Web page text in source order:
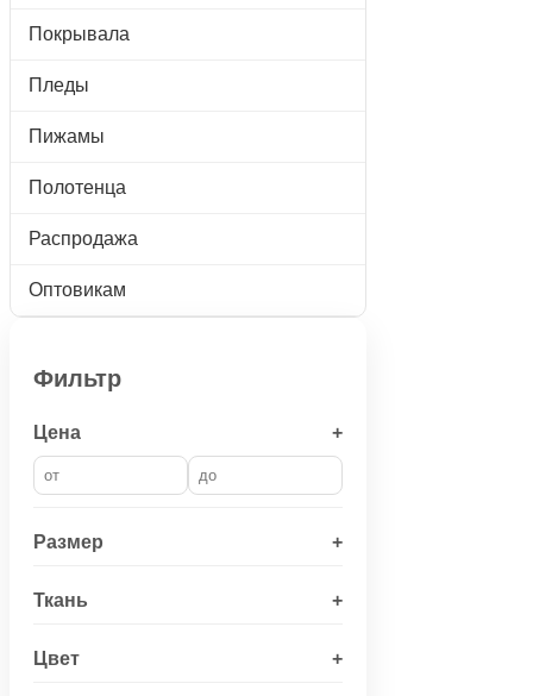
Покрывала
Пледы
Пижамы
Полотенца
Распродажа
Оптовикам
Фильтр
Цена +
Размер +
Ткань +
Цвет +